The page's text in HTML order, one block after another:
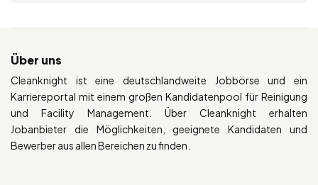
Über uns
Cleanknight ist eine deutschlandweite Jobbörse und ein
Karriereportal mit einem großen Kandidatenpool für Reinigung
und Facility Management. Über Cleanknight erhalten
Jobanbieter die Möglichkeiten, geeignete Kandidaten und
Bewerber aus allen Bereichen zu finden.